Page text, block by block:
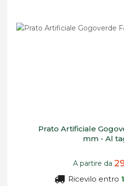
Prato Artificiale
mm - Al
A partire da
Ricevilo entro